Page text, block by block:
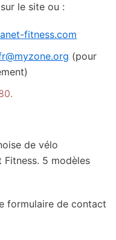
le site ou :
fitness.com
(pour
de vélo
Fitness. 5 modèles
formulaire de contact